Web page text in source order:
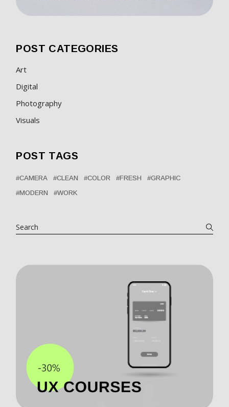
POST CATEGORIES
Art
Digital
Photography
Visuals
POST TAGS
CAMERA CLEAN COLOR FRESH
GRAPHIC
MODERN
WORK